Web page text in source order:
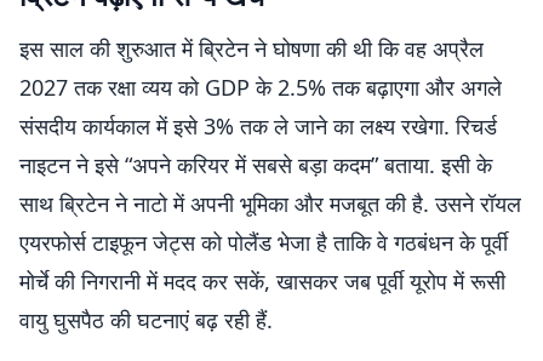
इस साल की शुरुआत में ब्रिटेन ने घोषणा की थी कि वह अप्रैल
2027 तक रक्षा व्यय को GDP के 2.5% तक बढ़ाएगा और अगले
संसदीय कार्यकाल में इसे 3% तक ले जाने का लक्ष्य रखेगा. रिचर्ड
नाइटन ने इसे “अपने करियर में सबसे बड़ा कदम” बताया. इसी के
साथ ब्रिटेन ने नाटो में अपनी भूमिका और मजबूत की है. उसने रॉयल
एयरफोर्स टाइफून जेट्स को पोलैंड भेजा है ताकि वे गठबंधन के पूर्वी
मोर्चे की निगरानी में मदद कर सकें, खासकर जब पूर्वी यूरोप में रूसी
वायु घुसपैठ की घटनाएं बढ़ रही हैं.